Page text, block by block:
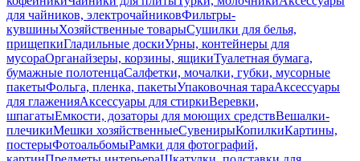
для чайников, электрочайниковФильтры-
кувшиныХозяйственные товарыСушилки для белья,
прищепкиГладильные доскиУрны, контейнеры для
мусораОрганайзеры, корзины, ящикиТуалетная бумага,
бумажные полотенцаСалфетки, мочалки, губки, мусорные
пакетыФольга, пленка, пакетыУпаковочная тараАксессуары
для глаженияАксессуары для стиркиВеревки,
шпагатыЕмкости, дозаторы для моющих средствВешалки-
плечикиМешки хозяйственныеСувенирыКопилкиКартины,
постерыФотоальбомыРамки для фотографий,